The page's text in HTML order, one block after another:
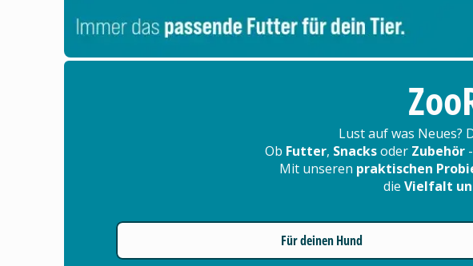
Lust auf was Neues?
Ob Futter, Snacksoder Zubehör
Mit unseren praktischen
die Vielfalt
Für deinen Hund